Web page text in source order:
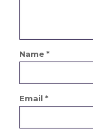
Name *
Email *